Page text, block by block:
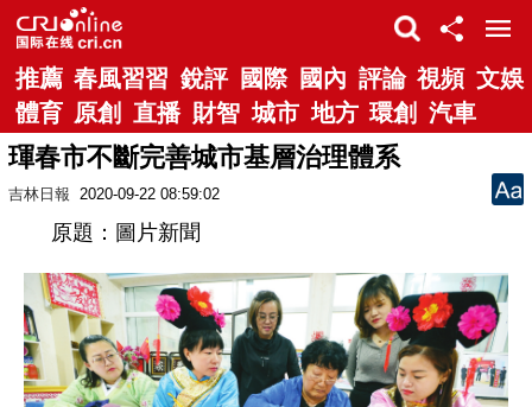
推薦 春風習習 銳評 國際 國內 評論 視頻 文娛
體育 原創 直播 財智 城市 地方 環創 汽車
琿春市不斷完善城市基層治理體系
吉林日報 2020-09-22 08:59:02
原題：圖片新聞